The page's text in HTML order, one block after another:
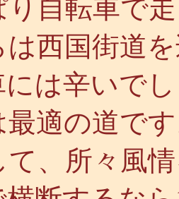
り自転車で
西国街道
には辛いで
最適の道で
、所々風